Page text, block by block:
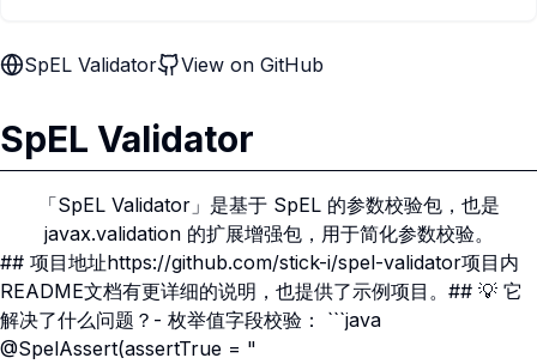
SpEL Validator View on GitHub
SpEL Validator
「SpEL Validator」是基于 SpEL 的参数校验包，也是
javax.validation 的扩展增强包，用于简化参数校验。
## 项目地址https://github.com/stick-i/spel-validator项目内
README文档有更详细的说明，也提供了示例项目。## 💡 它
解决了什么问题？- 枚举值字段校验： ```java
@SpelAssert(assertTrue = "